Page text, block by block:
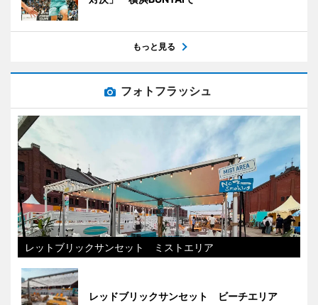
もっと見る
フォトフラッシュ
レットブリックサンセット ミストエリア
レッドブリックサンセット ビーチエリア